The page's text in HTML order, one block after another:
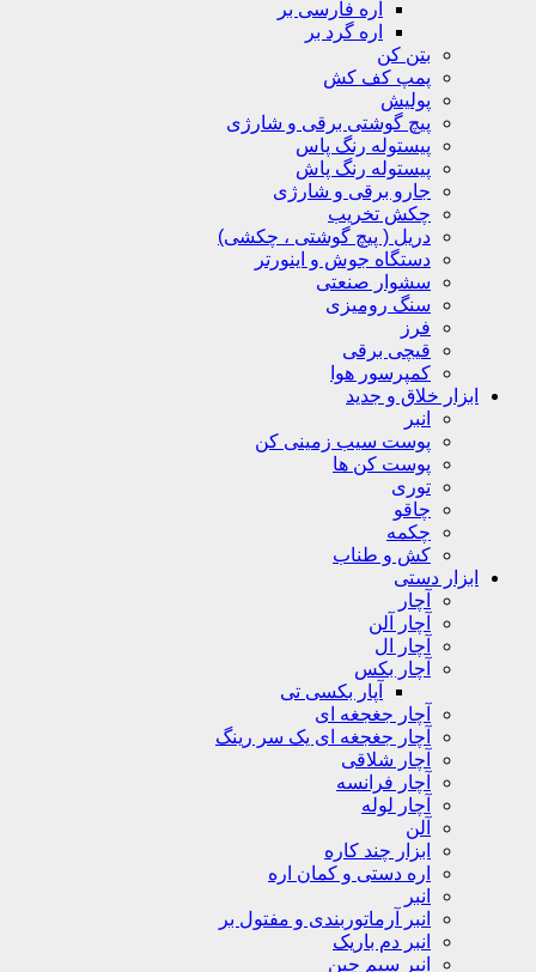
اره فارسی بر
اره گرد بر
بتن کن
پمپ کف کش
پولیش
پیچ گوشتی برقی و شارژی
پیستوله رنگ پاس
پیستوله رنگ پاش
جارو برقی و شارژی
چکش تخریب
دریل ( پیچ گوشتی ، چکشی)
دستگاه جوش و اینورتر
سشوار صنعتی
سنگ رومیزی
فرز
قیچی برقی
کمپرسور هوا
ابزار خلاق و جدید
انبر
پوست سیب زمینی کن
پوست کن ها
توری
چاقو
چکمه
کش و طناب
ابزار دستی
آچار
آچار آلن
آچار ال
آچار بکس
آپار بکسی تی
آچار جغجغه ای
آچار جغجغه ای یک سر رینگ
آچار شلاقی
آچار فرانسه
آچار لوله
آلن
ابزار چند کاره
اره دستی و کمان اره
انبر
انبر آرماتوربندی و مفتول بر
انبر دم باریک
انبر سیم چین